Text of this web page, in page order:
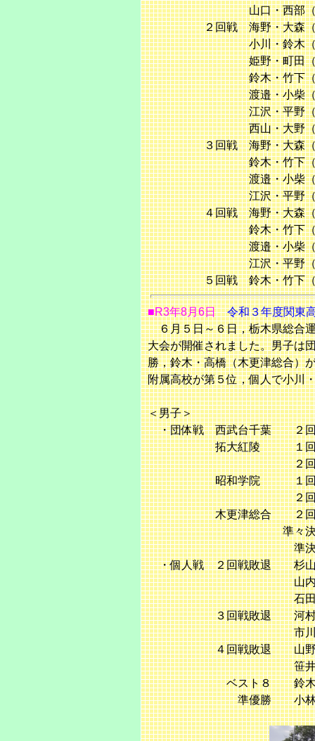
山口・西部（千葉聖心
２回戦 海野・大森（成
小川・鈴木（昭和学院
姫野・町田（昭和学院
鈴木・竹下（植草大附
渡邉・小柴（昭和学院
江沢・平野（植草大附
西山・大野（昭和学院
３回戦 海野・大森（成
鈴木・竹下（植草大附
渡邉・小柴（昭和学院
江沢・平野（植草大附
４回戦 海野・大森（成
鈴木・竹下（植草大附
渡邉・小柴（昭和学院
江沢・平野（植草大附
５回戦 鈴木・竹下（植草
■R3年8月6日令和３年度関東高
６月５日～６日，栃木県総合運
大会が開催されました。男子は
勝，鈴木・高橋（木更津総合）
附属高校が第５位，個人で小川
＜男子＞
・団体戦 西武台千葉 ２
拓大紅陵 １回戦 ②
２回戦 １－②
昭和学院 １回戦
２回戦 ０－③
木更津総合 ２回戦
準々決勝 ②－
準決勝 ０－②
・個人戦 ２回戦敗退 杉山・
山内・市川（敬愛
石田・荒川（昭和
３回戦敗退 河村・大竹
市川・石坂（敬愛
４回戦敗退 山野井・長
笹井・栗原（木更津
ベスト８ 鈴木・高橋
準優勝 小林・木島